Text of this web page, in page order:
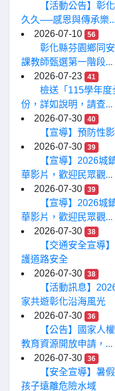
【活動公告】彰
久久──感恩與傳承樂...
2026-07-10
56
彰化縣芬園鄉同
課教師甄選第一階段...
2026-07-23
41
檢送「115學年度
份，詳如說明，請查...
2026-07-30
40
【宣導】預防性
2026-07-30
39
【宣導】2026城
華影片，歡迎民眾觀...
2026-07-30
39
【宣導】2026城
華影片，歡迎民眾觀...
2026-07-30
38
【交通安全宣導
護道路安全
2026-07-30
38
【活動訊息】
家共遊彰化沿海風光
2026-07-30
36
【公告】國家人
教育資源開放申請，...
2026-07-30
36
【安全宣導】暑
孩子遠離危險水域